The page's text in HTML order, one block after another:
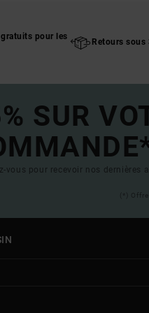
pour les
Retours sous
SUR
vous pour recevoir nos dernières
(*)